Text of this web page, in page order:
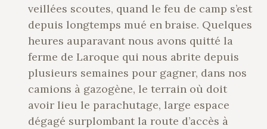
veillées scoutes, quand le feu de camp s’est
depuis longtemps mué en braise. Quelques
heures auparavant nous avons quitté la
ferme de Laroque qui nous abrite depuis
plusieurs semaines pour gagner, dans nos
camions à gazogène, le terrain où doit
avoir lieu le parachutage, large espace
dégagé surplombant la route d’accès à